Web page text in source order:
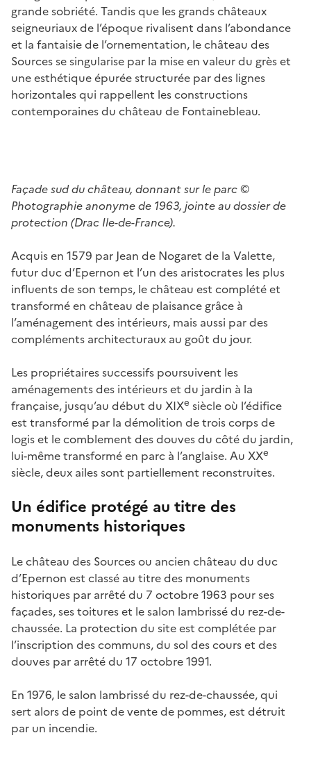
grande sobriété. Tandis que les grands châteaux
seigneuriaux de l’époque rivalisent dans l’abondance
et la fantaisie de l’ornementation, le château des
Sources se singularise par la mise en valeur du grès et
une esthétique épurée structurée par des lignes
horizontales qui rappellent les constructions
contemporaines du château de Fontainebleau.
Façade sud du château, donnant sur le parc ©
Photographie anonyme de 1963, jointe au dossier de
protection (Drac Ile-de-France).
Acquis en 1579 par Jean de Nogaret de la Valette,
futur duc d’Epernon et l’un des aristocrates les plus
influents de son temps, le château est complété et
transformé en château de plaisance grâce à
l’aménagement des intérieurs, mais aussi par des
compléments architecturaux au goût du jour.
Les propriétaires successifs poursuivent les
aménagements des intérieurs et du jardin à la
française, jusqu’au début du XIXe siècle où l’édifice
est transformé par la démolition de trois corps de
logis et le comblement des douves du côté du jardin,
lui-même transformé en parc à l’anglaise. Au XXe
siècle, deux ailes sont partiellement reconstruites.
Un édifice protégé au titre des
monuments historiques
Le château des Sources ou ancien château du duc
d’Epernon est classé au titre des monuments
historiques par arrêté du 7 octobre 1963 pour ses
façades, ses toitures et le salon lambrissé du rez-de-
chaussée. La protection du site est complétée par
l’inscription des communs, du sol des cours et des
douves par arrêté du 17 octobre 1991.
En 1976, le salon lambrissé du rez-de-chaussée, qui
sert alors de point de vente de pommes, est détruit
par un incendie.